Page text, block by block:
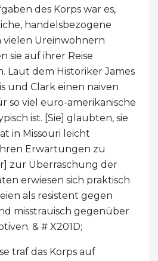
des Korps war es,
handelsbezogene
vielen Ureinwohnern
sie auf ihrer Reise
Laut dem Historiker James
und Clark einen naiven
so viel euro-amerikanische
ist. [Sie] glaubten, sie
in Missouri leicht
Erwartungen zu
zur Überraschung der
erwiesen sich praktisch
als resistent gegen
misstrauisch gegenüber
& # X201D;
traf das Korps auf